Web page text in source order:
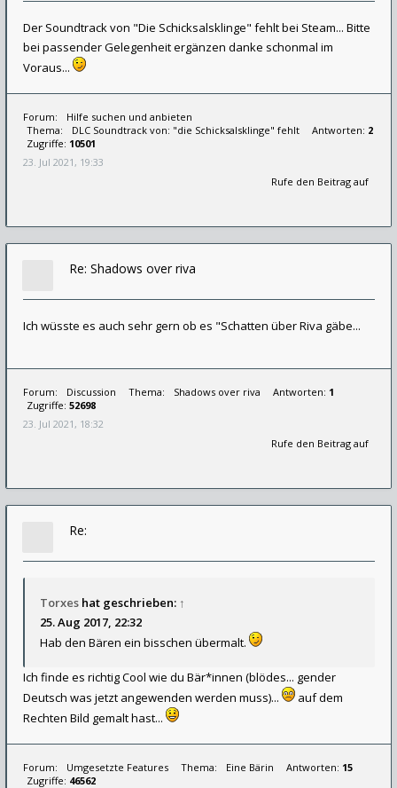
Der Soundtrack von "Die Schicksalsklinge" fehlt bei Steam... Bitte
bei passender Gelegenheit ergänzen danke schonmal im
Voraus...
Forum:
Hilfe suchen und anbieten
Thema:
DLC Soundtrack von: "die Schicksalsklinge" fehlt Antworten: 2
Zugriffe: 10501
23. Jul 2021, 19:33
Rufe den Beitrag auf
Re: Shadows over riva
Ich wüsste es auch sehr gern ob es "Schatten über Riva gäbe...
Forum: Discussion Thema: Shadows over riva Antworten: 1
Zugriffe: 52698
23. Jul 2021, 18:32
Rufe den Beitrag auf
Re:
Torxes hat geschrieben: ↑
25. Aug 2017, 22:32
Hab den Bären ein bisschen übermalt.
Ich finde es richtig Cool wie du Bär*innen (blödes... gender
Deutsch was jetzt angewenden werden muss)...
auf dem
Rechten Bild gemalt hast...
Forum: Umgesetzte Features Thema: Eine Bärin Antworten: 15
Zugriffe: 46562